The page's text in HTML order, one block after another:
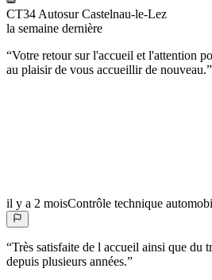
CT34 Autosur Castelnau-le-Lez
la semaine dernière
“Votre retour sur l'accueil et l'attention
au plaisir de vous accueillir de nouveau.”
il y a 2 moisContrôle technique
“Très satisfaite de l accueil ainsi que du
depuis plusieurs années.”